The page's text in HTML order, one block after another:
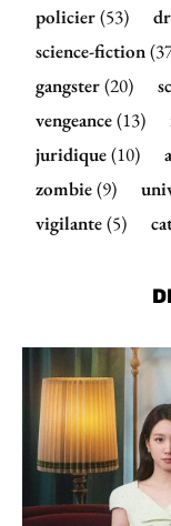
policier(53)
science-fiction
gangster(20)
vengeance(13)
juridique(10)
zombie(9)
vigilante(5)